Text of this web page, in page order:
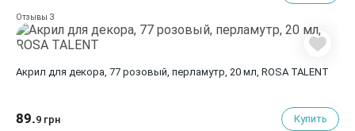
Отзывы 3
Акрил для декора, 77 розовый, перламутр, 20 мл, ROSA TALENT
89.9 грн Купить